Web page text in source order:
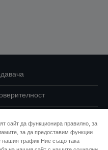
Вашите данни
сайт да функционира правилно, за
за да предоставим функции
нашия трафик.Ние също така